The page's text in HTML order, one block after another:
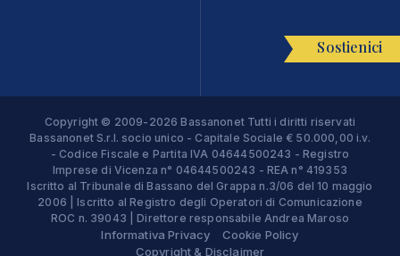
Sostienici
Copyright © 2009-2026 Bassanonet Tutti i diritti riservati
Bassanonet S.r.l. socio unico - Capitale Sociale € 50.000,00 i.v.
- Codice Fiscale e Partita IVA 04644500243 - Registro
Imprese di Vicenza n° 04644500243 - REA n° 419353
Iscritto al Tribunale di Bassano del Grappa n.3/06 del 10 maggio
2006 | Iscritto al Registro degli Operatori di Comunicazione
ROC n. 39043 | Direttore responsabile Andrea Maroso
Informativa Privacy
Cookie Policy
Copyright & Disclaimer